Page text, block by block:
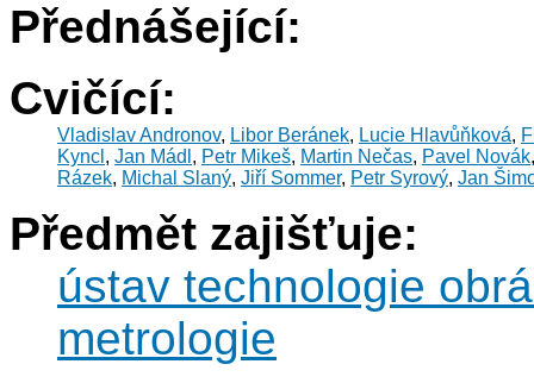
Přednášející:
Cvičící:
Vladislav Andronov, Libor Beránek, Lucie Hlavůňková,
Kyncl , Jan Mádl , Petr Mikeš, Martin Nečas, Pavel Novák
Rázek, Michal Slaný, Jiří Sommer, Petr Syrový, Jan
Předmět zajišťuje:
ústav technologie
metrologie